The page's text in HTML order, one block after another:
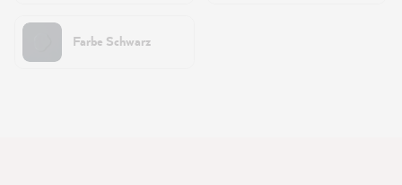
Farbe Schwarz